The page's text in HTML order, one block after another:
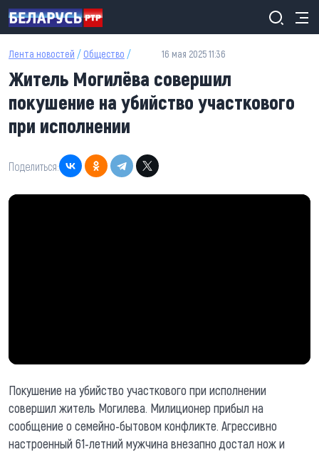
Перейти к основному содержанию
Лента новостей / Общество / 16 мая 2025 11:36
Житель Могилёва совершил
покушение на убийство участкового
при исполнении
Поделиться:
Покушение на убийство участкового при исполнении
совершил житель Могилева. Милиционер прибыл на
сообщение о семейно-бытовом конфликте. Агрессивно
настроенный 61-летний мужчина внезапно достал нож и